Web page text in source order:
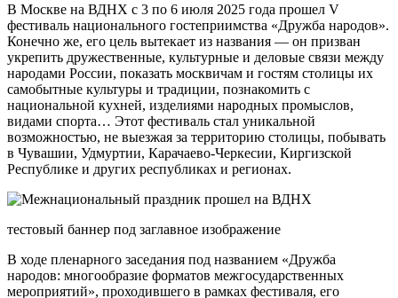
В Москве на ВДНХ с 3 по 6 июля 2025 года прошел V
фестиваль национального гостеприимства «Дружба народов».
Конечно же, его цель вытекает из названия — он призван
укрепить дружественные, культурные и деловые связи между
народами России, показать москвичам и гостям столицы их
самобытные культуры и традиции, познакомить с
национальной кухней, изделиями народных промыслов,
видами спорта… Этот фестиваль стал уникальной
возможностью, не выезжая за территорию столицы, побывать
в Чувашии, Удмуртии, Карачаево-Черкесии, Киргизской
Республике и других республиках и регионах.
тестовый баннер под заглавное изображение
В ходе пленарного заседания под названием «Дружба
народов: многообразие форматов межгосударственных
мероприятий», проходившего в рамках фестиваля, его